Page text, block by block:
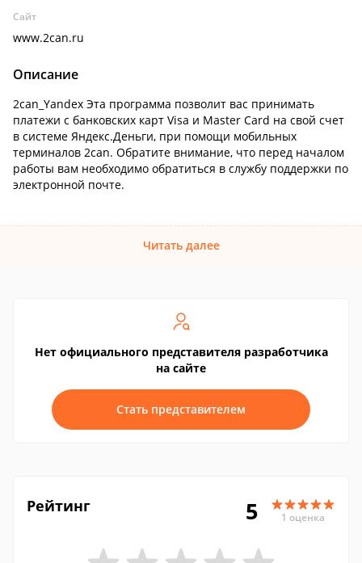
Сайт
www.2can.ru
Описание
2сan_Yandex Эта программа позволит вас принимать
платежи с банковских карт Visa и Master Card на свой счет
в системе Яндекс.Деньги, при помощи мобильных
терминалов 2can. Обратите внимание, что перед началом
работы вам необходимо обратиться в службу поддержки по
электронной почте.
Читать далее
Нет официального представителя разработчика
на сайте
Стать представителем
Рейтинг 5 1 оценка